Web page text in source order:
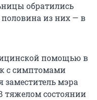
обратились
половина из них — в
помощью в
с симптомами
заместитель мэра
тяжелом состоянии